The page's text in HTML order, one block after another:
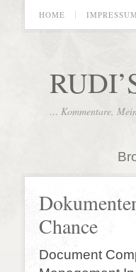
HOME IMPRESSUM
… Kommentare,
Chance
Document